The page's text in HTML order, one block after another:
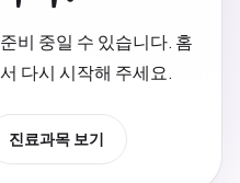
비 중일 수 있습니다. 홈
다시 시작해 주세요.
진료과목 보기